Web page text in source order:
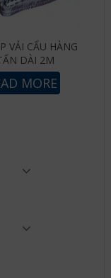
VẢI CẨU HÀNG
DÀI 2M
MORE